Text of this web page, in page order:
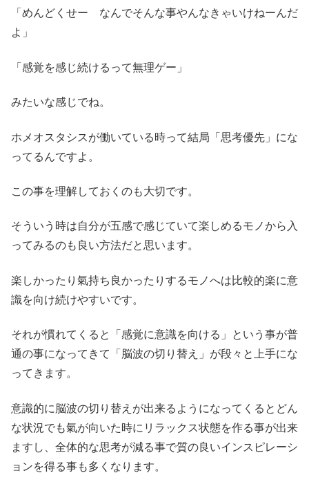
「めんどくせー なんでそんな事やんなきゃいけねーんだ
よ」
「感覚を感じ続けるって無理ゲー」
みたいな感じでね。
ホメオスタシスが働いている時って結局「思考優先」にな
ってるんですよ。
この事を理解しておくのも大切です。
そういう時は自分が五感で感じていて楽しめるモノから入
ってみるのも良い方法だと思います。
楽しかったり氣持ち良かったりするモノへは比較的楽に意
識を向け続けやすいです。
それが慣れてくると「感覚に意識を向ける」という事が普
通の事になってきて「脳波の切り替え」が段々と上手にな
ってきます。
意識的に脳波の切り替えが出来るようになってくるとどん
な状況でも氣が向いた時にリラックス状態を作る事が出来
ますし、全体的な思考が減る事で質の良いインスピレーシ
ョンを得る事も多くなります。